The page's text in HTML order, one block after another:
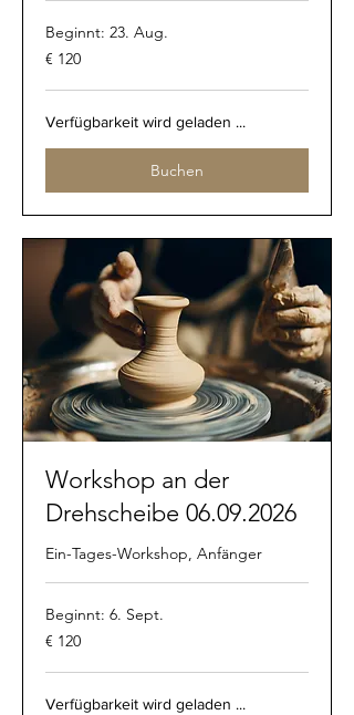
Beginnt: 23. Aug.
120
Euro
€ 120
Verfügbarkeit wird geladen ...
Buchen
Workshop an der
Drehscheibe 06.09.2026
Ein-Tages-Workshop, Anfänger
Beginnt: 6. Sept.
120
Euro
€ 120
Verfügbarkeit wird geladen ...